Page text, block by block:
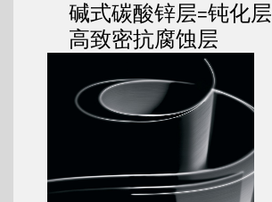
碱式碳酸锌层=钝化层
高致密抗腐蚀层